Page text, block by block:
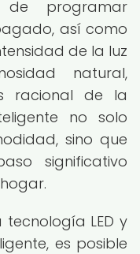
de programar
así como
de la luz
natural,
racional de la
no solo
sino que
significativo
LED y
es posible